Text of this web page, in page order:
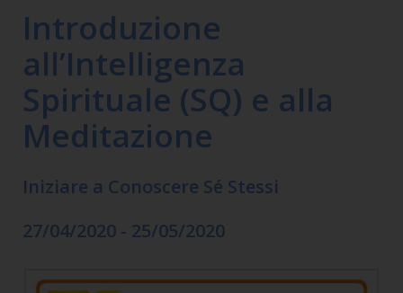
Introduzione
all’Intelligenza
Spirituale (SQ) e alla
Meditazione
Iniziare a Conoscere Sé Stessi
27/04/2020 - 25/05/2020